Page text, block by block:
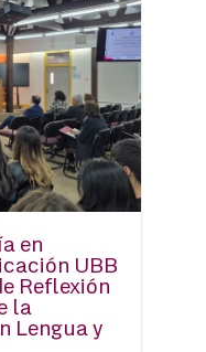
en
UBB
Reflexión
la
Lengua y